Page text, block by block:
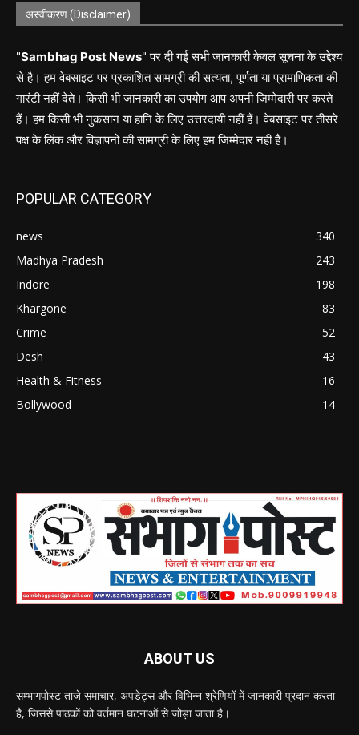
अस्वीकरण (Disclaimer)
"Sambhag Post News" पर दी गई सभी जानकारी केवल सूचना के उद्देश्य
से है। हम वेबसाइट पर प्रकाशित सामग्री की सत्यता, पूर्णता या प्रामाणिकता की
गारंटी नहीं देते। किसी भी जानकारी का उपयोग आप अपनी जिम्मेदारी पर करते
हैं। हम किसी भी नुकसान या हानि के लिए उत्तरदायी नहीं हैं। वेबसाइट पर तीसरे
पक्ष के लिंक और विज्ञापनों की सामग्री के लिए हम जिम्मेदार नहीं हैं।
POPULAR CATEGORY
news
340
Madhya Pradesh
243
Indore
198
Khargone
83
Crime
52
Desh
43
Health & Fitness
16
Bollywood
14
ABOUT US
सम्भागपोस्ट ताजे समाचार, अपडेट्स और विभिन्न श्रेणियों में जानकारी प्रदान करता
है, जिससे पाठकों को वर्तमान घटनाओं से जोड़ा जाता है।